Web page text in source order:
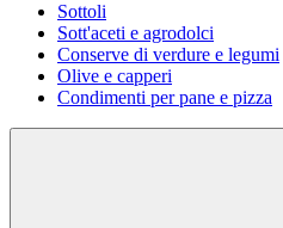
Sottoli
Sott'aceti e agrodolci
Conserve di verdure e legumi
Olive e capperi
Condimenti per pane e pizza